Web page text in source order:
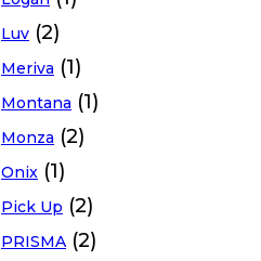
Luv (2)
Meriva (1)
Montana (1)
Monza (2)
Onix (1)
Pick Up (2)
PRISMA (2)